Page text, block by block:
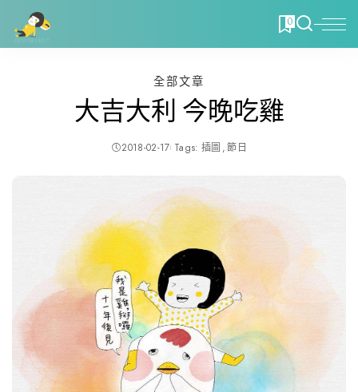
0
全部文章
大吉大利 今晚吃雞
2018-02-17 Tags: 插圖 節日